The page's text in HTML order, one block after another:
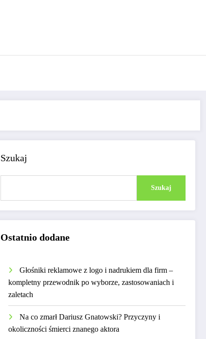
Szukaj
Szukaj
Ostatnio dodane
Głośniki reklamowe z logo i nadrukiem dla firm –
kompletny przewodnik po wyborze, zastosowaniach i
zaletach
Na co zmarł Dariusz Gnatowski? Przyczyny i
okoliczności śmierci znanego aktora